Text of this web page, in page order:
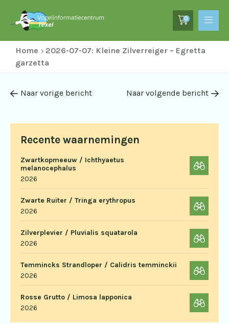
0
Home
2026-07-07: Kleine Zilverreiger – Egretta
garzetta
Recente waarnemingen
Zwartkopmeeuw / Ichthyaetus
melanocephalus
2026
Zwarte Ruiter / Tringa erythropus
2026
Zilverplevier / Pluvialis squatarola
2026
Temmincks Strandloper / Calidris temminckii
2026
Rosse Grutto / Limosa lapponica
2026
Naar vorige bericht Naar volgende bericht